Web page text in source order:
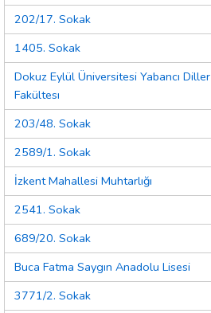
202/17. Sokak
1405. Sokak
Dokuz Eylül Üniversitesi Yabancı Diller
Fakültesı
203/48. Sokak
2589/1. Sokak
İzkent Mahallesi Muhtarlığı
2541. Sokak
689/20. Sokak
Buca Fatma Saygın Anadolu Lisesi
3771/2. Sokak